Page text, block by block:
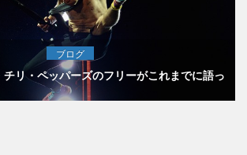
ブログ
チリ・ペッパーズのフリーがこれまでに語っ